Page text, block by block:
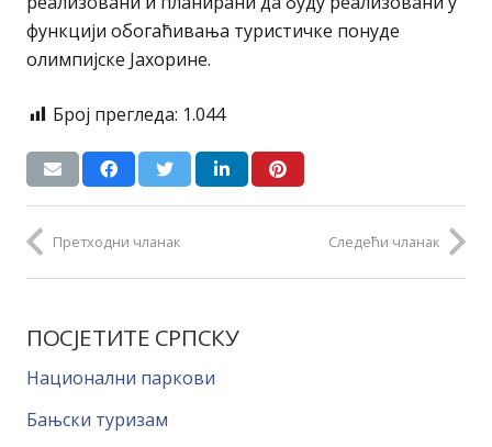
функцији обогаћивања туристичке понуде
олимпијске Јахорине.
Број прегледа: 1.044
Претходни чланак Следећи чланак
ПОСЈЕТИТЕ СРПСКУ
Национални паркови
Бањски туризам